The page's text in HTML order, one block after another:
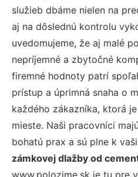
služieb dbáme nielen na
aj na dôslednú kontrolu
uvedomujeme, že aj malé
nepríjemné a zbytočné
firemné hodnoty patrí
prístup a úprimná snaha o
každého zákazníka, ktorá
mieste. Naši pracovníci
bohatú prax a sú plne k
zámkovej dlažby od
www.polozime.sk je tu pre